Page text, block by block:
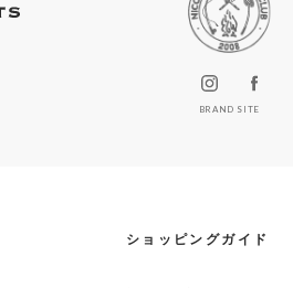
BRAND SITE
ショッピングガイド